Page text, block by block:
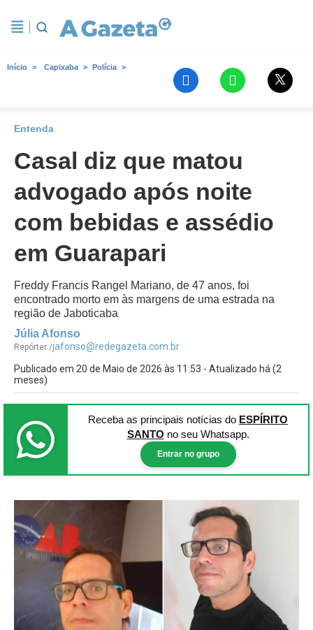
Início Capixaba Polícia
Entenda
Casal diz que matou
advogado após noite
com bebidas e assédio
em Guarapari
Freddy Francis Rangel Mariano, de 47 anos, foi
encontrado morto em às margens de uma estrada na
região de Jaboticaba
Júlia Afonso
Repórter /jafonso@redegazeta.com.br
Publicado em 20 de Maio de 2026 às 11:53 - Atualizado há (2
meses)
Receba as principais notícias do ESPÍRITO
SANTO no seu Whatsapp.
Entrar no grupo